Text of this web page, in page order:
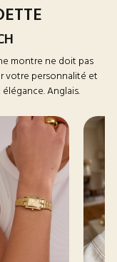
montre ne doit pas
votre personnalité et
Anglais.